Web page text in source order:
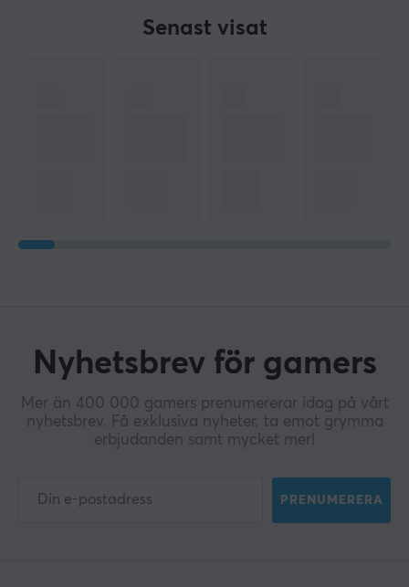
Senast visat
Nyhetsbrev för gamers
Mer än 400 000 gamers prenumererar idag på vårt
nyhetsbrev. Få exklusiva nyheter, ta emot grymma
erbjudanden samt mycket mer!
PRENUMERERA